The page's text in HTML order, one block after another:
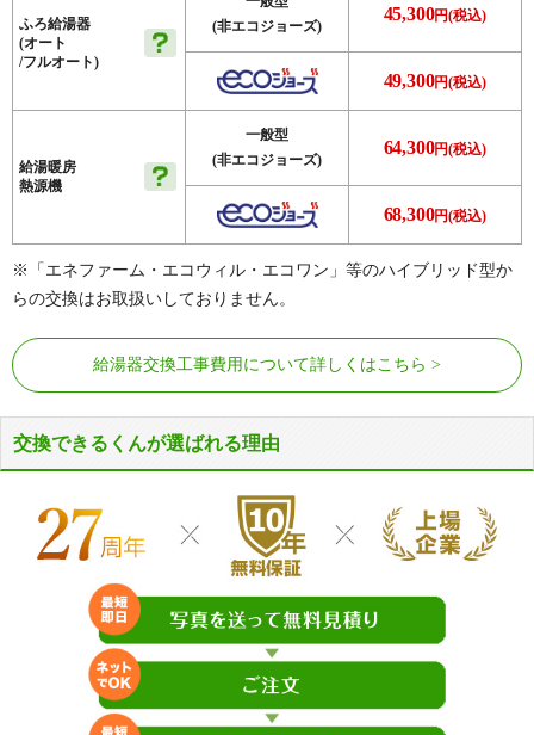
ふろ給湯器
(オート
/フルオート)
(非エコジョーズ)
45,300円(税込)
49,300円(税込)
給湯暖房
熱源機
一般型
(非エコジョーズ)
64,300円(税込)
68,300円(税込)
※「エネファーム・エコウィル・エコワン」等のハイブリッド型か
らの交換はお取扱いしておりません。
給湯器交換工事費用について詳しくはこちら
交換できるくんが選ばれる理由